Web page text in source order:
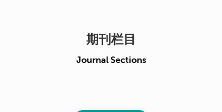
期刊栏目
Journal Sections